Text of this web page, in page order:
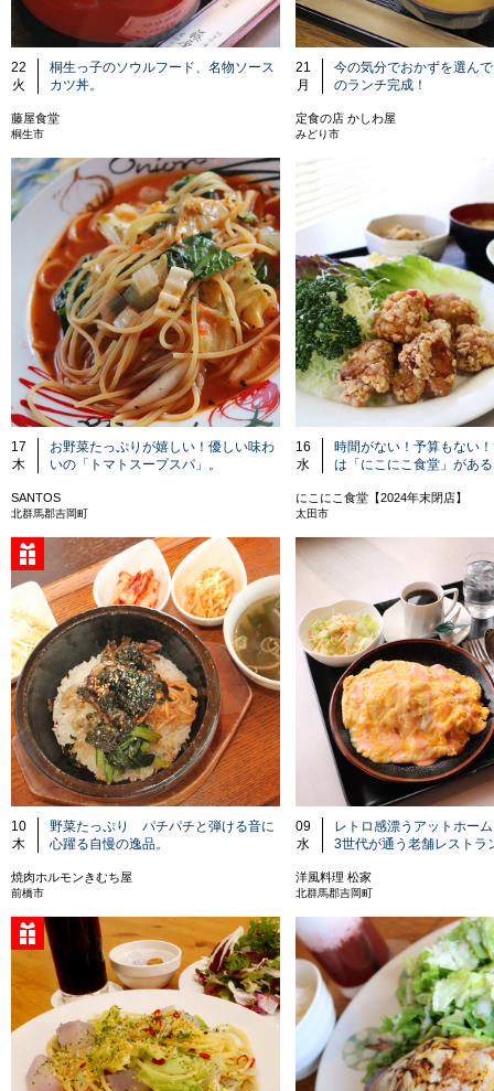
22
火
桐生っ子のソウルフード、名物ソース
カツ丼。
藤屋食堂
桐生市
21
月
今の気分でおかずを選ん
のランチ完成！
定食の店 かしわ屋
みどり市
17
木
お野菜たっぷりが嬉しい！優しい味わ
いの「トマトスープスパ」。
SANTOS
北群馬郡吉岡町
16
水
時間がない！予算もない
は「にこにこ食堂」があ
にこにこ食堂【2024年末閉店】
太田市
10
木
野菜たっぷり パチパチと弾ける音に
心躍る自慢の逸品。
焼肉ホルモンきむち屋
前橋市
09
水
レトロ感漂うアットホー
3世代が通う老舗レストラ
洋風料理 松家
北群馬郡吉岡町